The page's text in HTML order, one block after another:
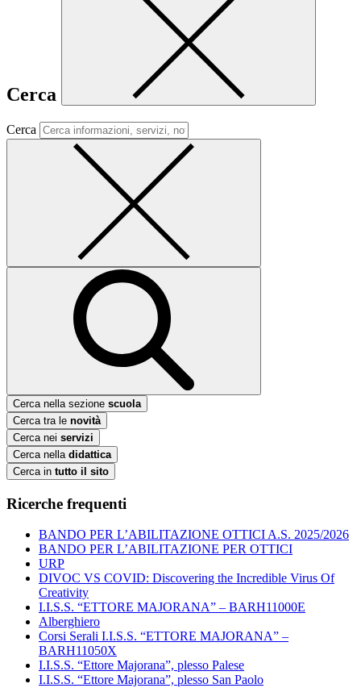
Cerca
Cerca
Cerca nella sezione scuola
Cerca tra le novità
Cerca nei servizi
Cerca nella didattica
Cerca in tutto il sito
Ricerche frequenti
BANDO PER L’ABILITAZIONE OTTICI A.S. 2025/2026
BANDO PER L’ABILITAZIONE PER OTTICI
URP
DIVOC VS COVID: Discovering the Incredible Virus Of
Creativity
I.I.S.S. “ETTORE MAJORANA” – BARH11000E
Alberghiero
Corsi Serali I.I.S.S. “ETTORE MAJORANA” –
BARH11050X
I.I.S.S. “Ettore Majorana”, plesso Palese
I.I.S.S. “Ettore Majorana”, plesso San Paolo